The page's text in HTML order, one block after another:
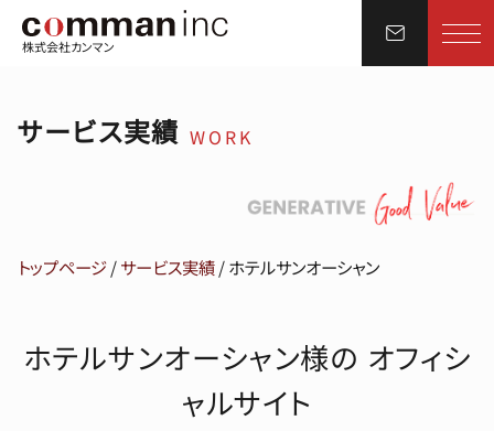
株式会社カンマン
サービス実績 WORK
トップページ/サービス実績/ホテルサンオーシャン
ホテルサンオーシャン様の オフィシ
ャルサイト